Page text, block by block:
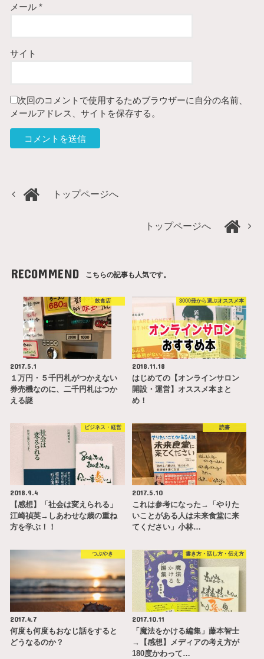
メール*
サイト
次回のコメントで使用するためブラウザーに自分の名前、
メールアドレス、サイトを保存する。
トップページへ
トップページへ
RECOMMEND こちらの記事も人気です。
飲食店
2017.5.1
１万円・５千円札がつかえない
券売機なのに、二千円札はつか
える謎
3000冊から選ぶオススメ本
2018.11.18
はじめての【オンラインサロン
開設・運営】オススメ本まと
め！
ビジネス・経営
2018.9.4
【感想】「社会は変えられる」
江崎禎英→しあわせな歳の重ね
方を学ぶ！！
読書
2017.5.10
これは参考になった→「やりた
いことがある人は未来食堂に来
てください」小林…
つぶやき
2017.4.7
何度も何度もおなじ話をすると
どうなるのか？
書き方・話し方・伝え方
2017.10.11
「魔法をかける編集」藤本智士
→【感想】メディアの考え方が
180度かわって…